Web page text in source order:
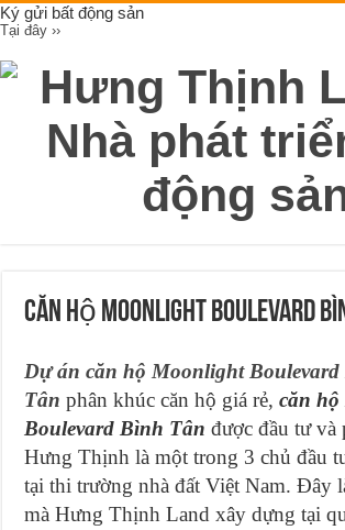
Ký gửi bất động sản
Tại đây ››
Căn hộ Moonlight Boulevard
Dự án căn hộ Moonlight
Tân phân khúc căn hộ giá rẻ,căn
Boulevard Bình Tânđược đầu tư và
Hưng Thịnh là một trong 3 chủ đầu
tại thi trường nhà đất Việt Nam. Đây
mà Hưng Thịnh Land xây dựng tại